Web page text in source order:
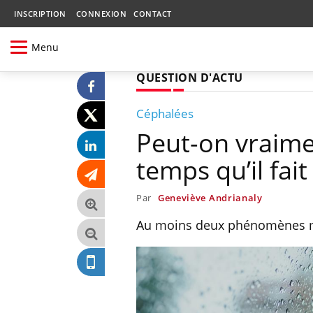
INSCRIPTION CONNEXION CONTACT
Menu
QUESTION D'ACTU
Céphalées
Peut-on
temps qu’il fait
Par Geneviève Andrianaly
Au moins deux phénomènes